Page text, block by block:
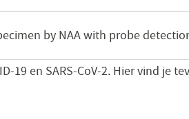
by NAA with probe
19 en SARS-CoV-2. Hier vind je